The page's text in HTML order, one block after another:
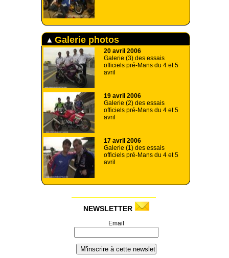
Galerie photos
20 avril 2006
Galerie (3) des essais
officiels pré-Mans du 4 et 5
avril
19 avril 2006
Galerie (2) des essais
officiels pré-Mans du 4 et 5
avril
17 avril 2006
Galerie (1) des essais
officiels pré-Mans du 4 et 5
avril
NEWSLETTER
Email